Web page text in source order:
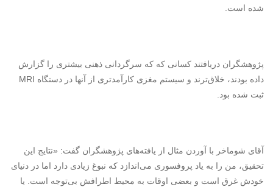
شده است.
پژوهشگران دریافتند کسانی ‌که که سرگردانی ذهنی بیشتری را گزارش
داده بودند، خلاق‌ترند و سیستم مغزی کارآمدتری از آنها در دستگاه‌ MRI
ثبت شده بود.
آقای شوماخر با آوردن مثال از یافته‌های پژوهشگران گفت: «نتایج این
تحقیق، من را به یاد پروفسوری می‌اندازد که نبوغ زیادی دارد اما در دنیای
خودش غرق است و بعضی اوقات به محیط اطرافش بی‌توجه است. یا